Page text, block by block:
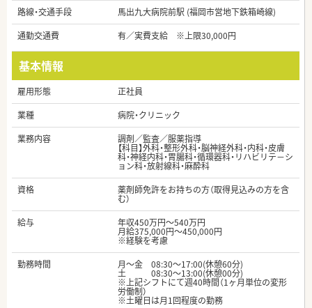
路線・交通手段
馬出九大病院前駅 (福岡市営地下鉄箱崎線)
通勤交通費
有／実費支給 ※上限30,000円
基本情報
雇用形態
正社員
業種
病院・クリニック
業務内容
調剤／監査／服薬指導
【科目】外科・整形外科・脳神経外科・内科・皮膚
科・神経内科・胃腸科・循環器科・リハビリテ－シ
ョン科・放射線科・麻酔科
資格
薬剤師免許をお持ちの方（取得見込みの方を含
む）
給与
年収450万円～540万円
月給375,000円～450,000円
※経験を考慮
勤務時間
月～金 08:30～17:00(休憩60分)
土 08:30～13:00(休憩00分)
※上記シフトにて週40時間（1ヶ月単位の変形
労働制）
※土曜日は月1回程度の勤務